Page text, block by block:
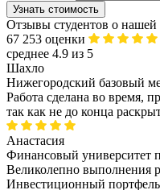
Узнать стоимость
Отзывы студентов о нашей
67 253 оценки
среднее 4.9 из 5
Шахло
Нижегородский базовый
Работа сделана во время,
так как не до конца
Анастасия
Финансовый университет
Великолепно выполнения
Инвестиционный